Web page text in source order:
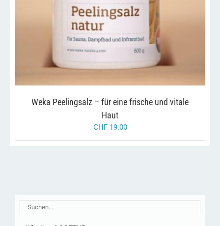
IN DEN WARENKORB / DETAILS
Weka Peelingsalz – für eine frische und vitale
Haut
CHF19.00